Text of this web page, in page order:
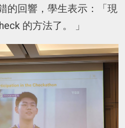
的回響，學生表示：「現
的方法了。 」